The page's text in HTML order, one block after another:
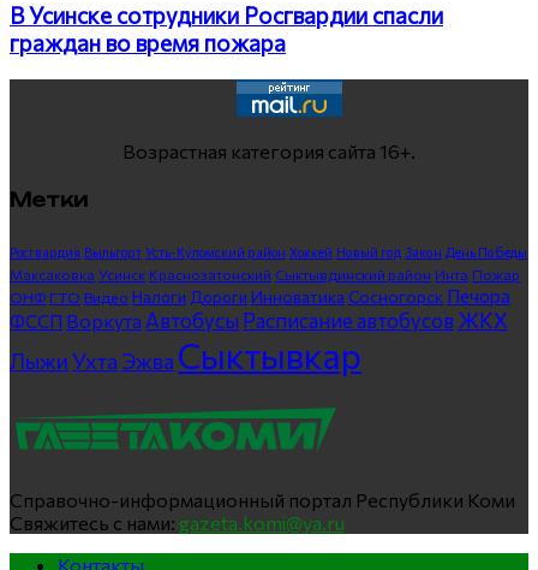
В Усинске сотрудники Росгвардии спасли
граждан во время пожара
Возрастная категория сайта 16+.
Метки
Росгвардия Выльгорт Усть-Куломский район Хоккей Новый год Закон День Победы
Максаковка Усинск Краснозатонский Сыктывдинский район Инта Пожар
ОНФ ГТО Видео Налоги Дороги Инноватика Сосногорск Печора
ФССП Воркута Автобусы Расписание автобусов ЖКХ
ЛыжиУхта Эжва Сыктывкар
Справочно-информационный портал Республики Коми
Свяжитесь с нами: gazeta.komi@ya.ru
Контакты